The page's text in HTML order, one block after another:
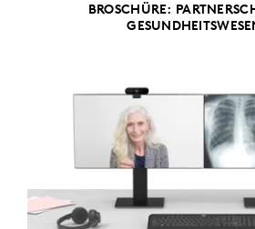
BROSCHÜRE: